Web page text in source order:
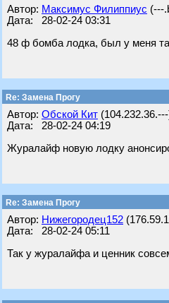
Автор: Максимус Филиппиус (---
Дата: 28-02-24 03:31
48 ф бомба лодка, был у меня
Re: Замена Прогу
Автор: Обской Кит
Дата: 28-02-24 04:19
Журалайф новую лодку
Re: Замена Прогу
Автор: Нижегородец152
Дата: 28-02-24 05:11
Так у журалайфа и ценник